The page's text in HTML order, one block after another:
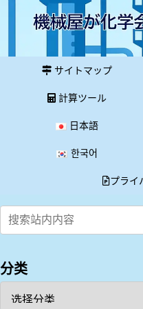
サイトマップ
計算ツール
日本語
한국어
プライ
分类